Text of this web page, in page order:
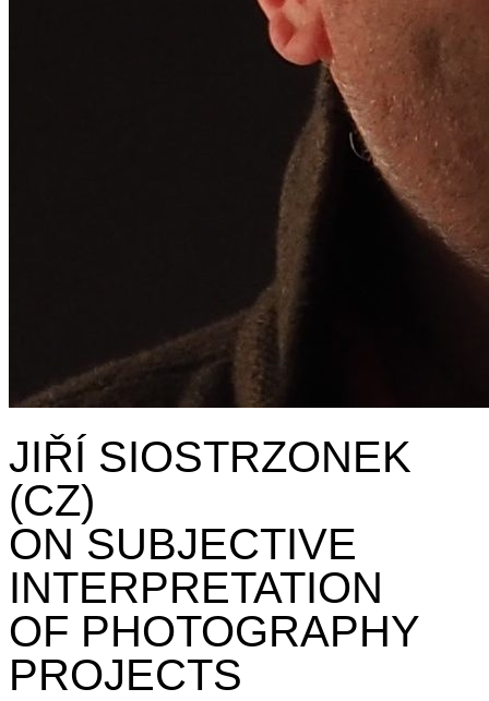
JIŘÍ SIOSTRZONEK
(CZ)
ON SUBJECTIVE
INTERPRETATION
OF PHOTOGRAPHY
PROJECTS